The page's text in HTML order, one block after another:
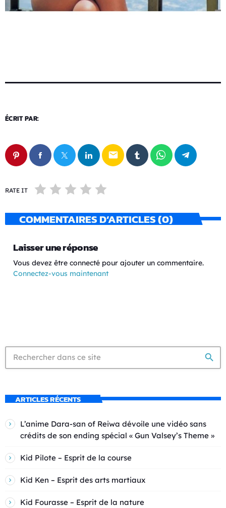
ÉCRIT PAR:
email
RATE IT
COMMENTAIRES D’ARTICLES (0)
Laisser une réponse
Vous devez être connecté pour ajouter un commentaire.
Connectez-vous maintenant
search
ARTICLES RÉCENTS
L’anime Dara-san of Reiwa dévoile une vidéo sans
crédits de son ending spécial « Gun Valsey’s Theme »
Kid Pilote – Esprit de la course
Kid Ken – Esprit des arts martiaux
Kid Fourasse – Esprit de la nature